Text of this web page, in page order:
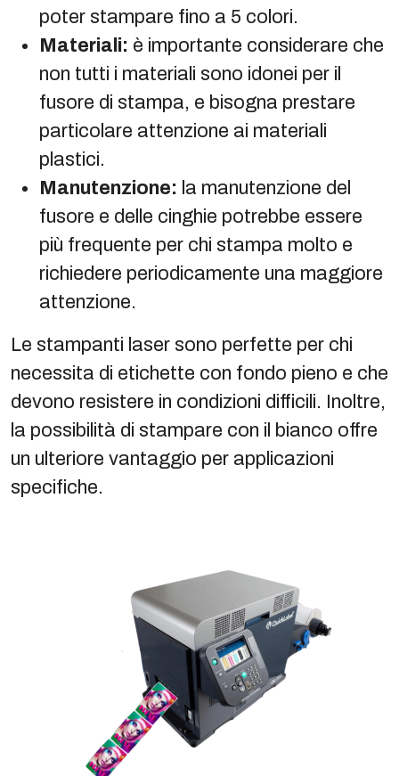
poter stampare fino a 5 colori.
Materiali: è importante considerare che
non tutti i materiali sono idonei per il
fusore di stampa, e bisogna prestare
particolare attenzione ai materiali
plastici.
Manutenzione: la manutenzione del
fusore e delle cinghie potrebbe essere
più frequente per chi stampa molto e
richiedere periodicamente una maggiore
attenzione.
Le stampanti laser sono perfette per chi
necessita di etichette con fondo pieno e che
devono resistere in condizioni difficili. Inoltre,
la possibilità di stampare con il bianco offre
un ulteriore vantaggio per applicazioni
specifiche.